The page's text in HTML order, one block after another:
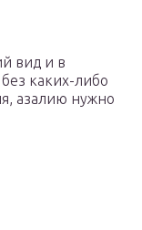
вид и в
каких-либо
азалию нужно